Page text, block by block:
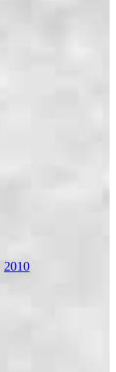
2010